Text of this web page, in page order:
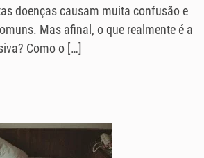
doenças causam muita confusão e
Mas afinal, o que realmente é a
Como o […]